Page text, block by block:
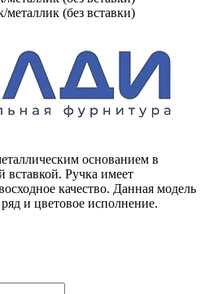
основанием в
вставкой. Ручка имеет
качество. Данная модель
и цветовое исполнение.